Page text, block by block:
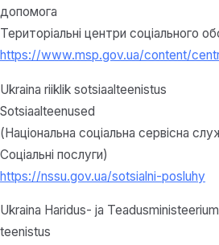
допомога
Територіальні центри соціального
https://www.msp.gov.ua/content/
Ukraina riiklik sotsiaalteenistus
Sotsiaalteenused
(Національна соціальна сервісна
Соціальні послуги)
https://nssu.gov.ua/sotsialni-posluhy
Ukraina Haridus- ja
teenistus